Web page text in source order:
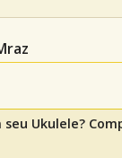
Ukulele?